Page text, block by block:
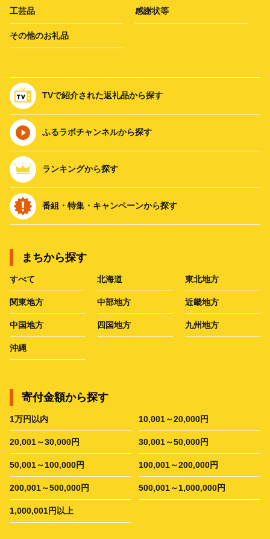
工芸品 感謝状等
その他のお礼品
TVで紹介された返礼品から探す
ふるラボチャンネルから探す
ランキングから探す
番組・特集・キャンペーンから探す
まちから探す
すべて 北海道 東北地方
関東地方 中部地方 近畿地方
中国地方 四国地方 九州地方
沖縄
寄付金額から探す
1万円以内 10,001～20,000円
20,001～30,000円 30,001～50,000円
50,001～100,000円 100,001～200,000円
200,001～500,000円 500,001～1,000,000円
1,000,001円以上